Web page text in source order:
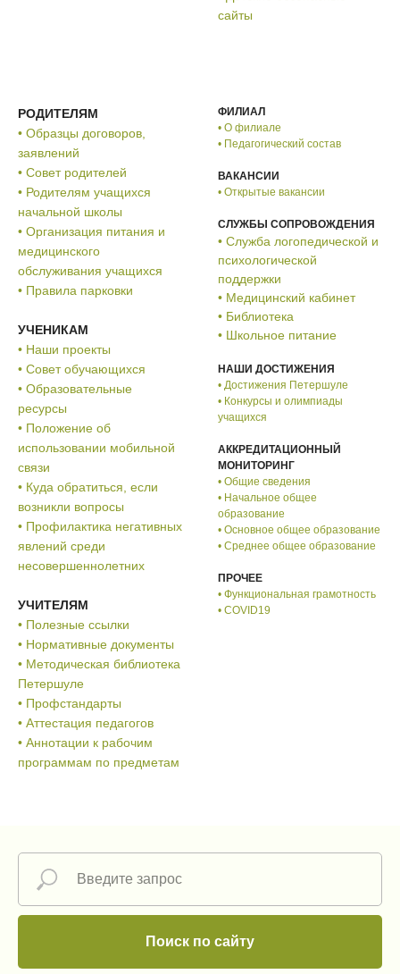
сайты
РОДИТЕЛЯМ
• Образцы договоров,
заявлений
• Совет родителей
• Родителям учащихся
начальной школы
• Организация питания и
медицинского
обслуживания учащихся
• Правила парковки
УЧЕНИКАМ
• Наши проекты
• Совет обучающихся
• Образовательные
ресурсы
• Положение об
использовании мобильной
связи
• Куда обратиться, если
возникли вопросы
• Профилактика негативных
явлений среди
несовершеннолетних
УЧИТЕЛЯМ
• Полезные ссылки
• Нормативные документы
• Методическая библиотека
Петершуле
• Профстандарты
• Аттестация педагогов
• Аннотации к рабочим
программам по предметам
ФИЛИАЛ
• О филиале
• Педагогический состав
ВАКАНСИИ
• Открытые вакансии
СЛУЖБЫ СОПРОВОЖДЕНИЯ
• Служба логопедической и
психологической
поддержки
• Медицинский кабинет
• Библиотека
• Школьное питание
НАШИ ДОСТИЖЕНИЯ
• Достижения Петершуле
• Конкурсы и олимпиады
учащихся
АККРЕДИТАЦИОННЫЙ
МОНИТОРИНГ
• Общие сведения
• Начальное общее
образование
• Основное общее образование
• Среднее общее образование
ПРОЧЕЕ
• Функциональная грамотность
• COVID19
Поиск по сайту